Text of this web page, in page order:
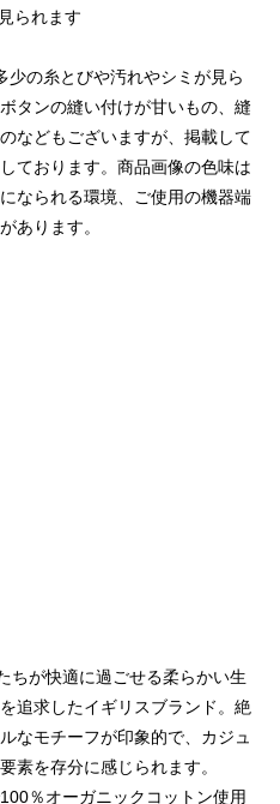
られます
の糸とびや汚れやシミが見ら
タンの縫い付けが甘いもの、縫
などもございますが、掲載して
ております。商品画像の色味は
なられる環境、ご使用の機器端
あります。
ちが快適に過ごせる柔らかい生
追求したイギリスブランド。絶
なモチーフが印象的で、カジュ
素を存分に感じられます。
％オーガニックコットン使用